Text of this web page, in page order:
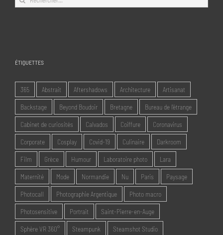
ÉTIQUETTES
365 Abstrait Aftershadows Architecture Artisanat
Backstage Beyond Boudoir Bretagne Bureau de l'étrange
Cabinet de curiosités Calvados Coiffure Coronavirus
Corporate Cosplay Covid-19 Culinaire Darkroom
Film Grèce Humour Laboratoire photo Lara
Maternité Mode Normandie Nu Paris Paysage
Photocall Photographie Argentique Photo macro
Photosensitive Portrait Saint-Pierre-en-Auge
Sphère VR 360° Steampunk Steamshot Studio